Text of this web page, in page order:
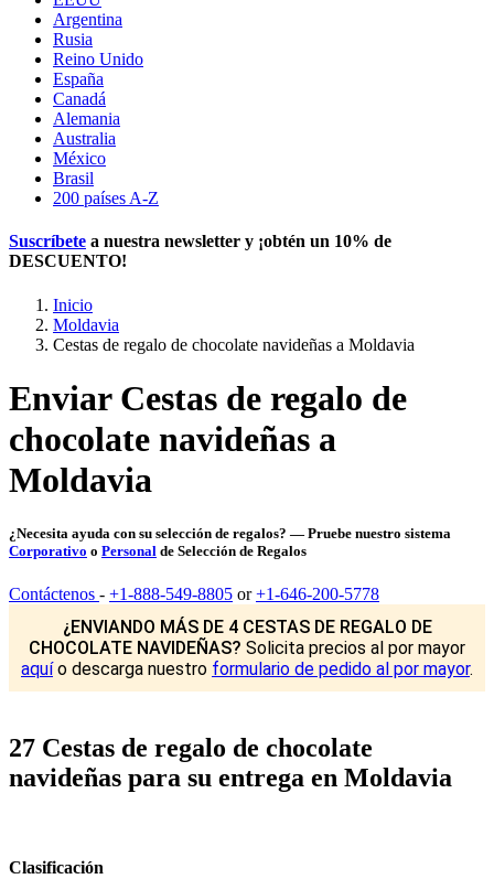
Argentina
Rusia
Reino Unido
España
Canadá
Alemania
Australia
México
Brasil
200 países A-Z
Suscríbete a nuestra newsletter y ¡obtén un 10% de
DESCUENTO!
Inicio
Moldavia
Cestas de regalo de chocolate navideñas a Moldavia
Enviar Cestas de regalo de
chocolate navideñas a
Moldavia
¿Necesita ayuda con su selección de regalos? — Pruebe nuestro sistema
Corporativo o Personal de Selección de Regalos
Contáctenos - +1-888-549-8805 or+1-646-200-5778
¿ENVIANDO MÁS DE 4 CESTAS DE REGALO DE
CHOCOLATE NAVIDEÑAS? Solicita precios al por mayor
aquío descarga nuestro formulario de pedido al por mayor.
27 Cestas de regalo de chocolate
navideñas para su entrega en Moldavia
Clasificación